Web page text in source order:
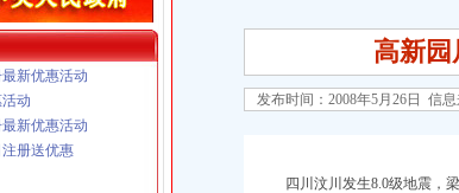
新优惠活动
动
新优惠活动
册送优惠
缆有限公司 渝北10010万 (进出口权)
高新
发布时间：2008年5月26日 信息
四川汶川发生8.0级地震，